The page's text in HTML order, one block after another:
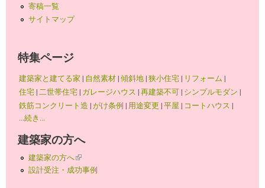
寄稿一覧
サイトマップ
特集ページ
建築家と建てる家 | 自然素材|傾斜地|狭小住宅| リフォーム |
住宅|二世帯住宅| ガレージハウス |再建築不可| シンプルモダン |
鉄筋コンクリート造 |がけ条例 | 用途変更 |平屋 | コートハウス |
...続き...
建築家の方へ
建築家の方へ(link is external)
設計受注・成功事例